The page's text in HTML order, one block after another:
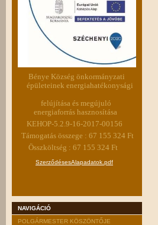
Bénye Község önkormányzati
épületeinek energiahatékonysági
felújítása és megújuló
energiaforrás hasznosítása
KEHOP-5.2.9-16-2017-00156
Támogatás összege : 67 155 324 Ft
Összköltség : 67 155 324 Ft
SzerződésesAlapadatok.pdf
NAVIGÁCIÓ
POLGÁRMESTER KÖSZÖNTŐJE